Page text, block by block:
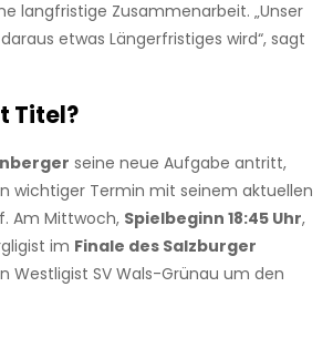
langfristige Zusammenarbeit. „Unser
etwas Längerfristiges wird“, sagt
Titel?
seine neue Aufgabe antritt,
wichtiger Termin mit seinem aktuellen
Am Mittwoch, Spielbeginn 18:45 Uhr,
im Finale des Salzburger
Westligist SV Wals-Grünau um den